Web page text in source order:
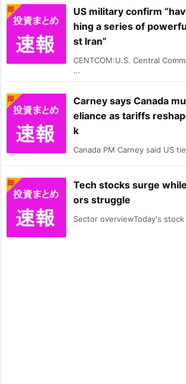
US military confirm
hing a series of
st Iran”
CENTCOM:U.S. Central
...
Carney says Canada
eliance as tariffs
k
Canada PM Carney said US
Tech stocks surge
ors struggle
Sector overviewToday's